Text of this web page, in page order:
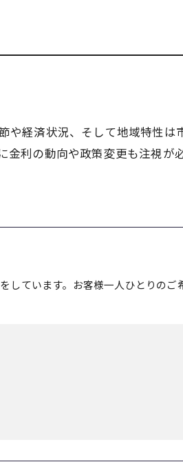
や経済状況、そして地域特性は
金利の動向や政策変更も注視が
しています。お客様一人ひとりのご